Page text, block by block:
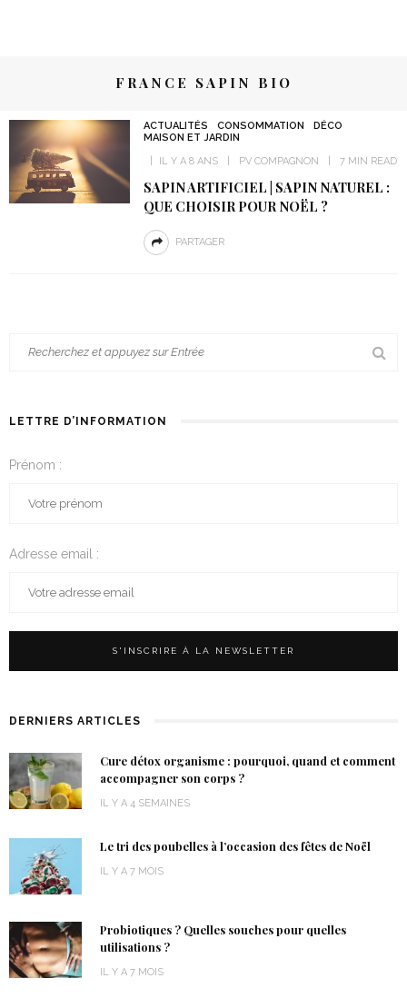
FRANCE SAPIN BIO
ACTUALITÉS CONSOMMATION
DÉCO
MAISON ET JARDIN
IL Y A 8 ANS
PV COMPAGNON 7 MIN READ
SAPIN ARTIFICIEL | SAPIN NATUREL :
QUE CHOISIR POUR NOËL ?
PARTAGER
LETTRE D’INFORMATION
Prénom :
Adresse email :
DERNIERS ARTICLES
Cure détox organisme : pourquoi, quand et comment
accompagner son corps ?
IL Y A 4 SEMAINES
Le tri des poubelles à l’occasion des fêtes de Noël
IL Y A 7 MOIS
Probiotiques ? Quelles souches pour quelles
utilisations ?
IL Y A 7 MOIS